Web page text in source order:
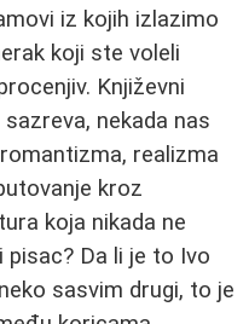
iz kojih izlazimo
koji ste voleli
Književni
nekada nas
realizma
kroz
koja nikada ne
pisac? Da li je to Ivo
sasvim drugi, to je